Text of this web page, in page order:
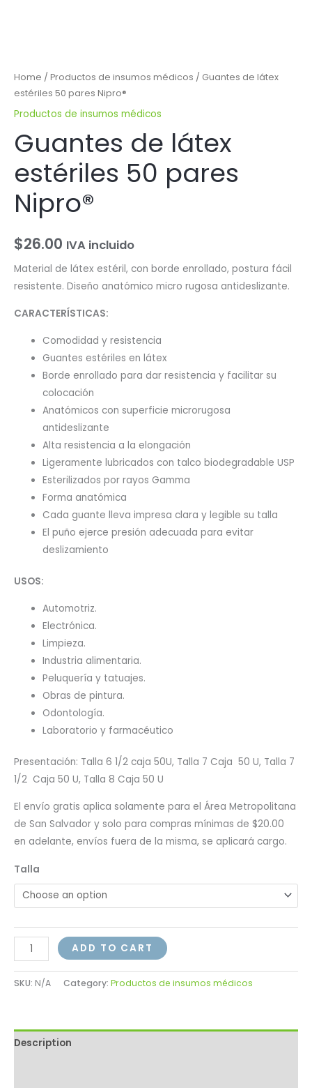
Home / Productos de insumos médicos / Guantes de látex
estériles 50 pares Nipro®
Productos de insumos médicos
Guantes de látex
estériles 50 pares
Nipro®
$26.00 IVA incluido
Material de látex estéril, con borde enrollado, postura fácil
resistente. Diseño anatómico micro rugosa antideslizante.
CARACTERÍSTICAS:
Comodidad y resistencia
Guantes estériles en látex
Borde enrollado para dar resistencia y facilitar su
colocación
Anatómicos con superficie microrugosa
antideslizante
Alta resistencia a la elongación
Ligeramente lubricados con talco biodegradable USP
Esterilizados por rayos Gamma
Forma anatómica
Cada guante lleva impresa clara y legible su talla
El puño ejerce presión adecuada para evitar
deslizamiento
USOS:
Automotriz.
Electrónica.
Limpieza.
Industria alimentaria.
Peluquería y tatuajes.
Obras de pintura.
Odontología.
Laboratorio y farmacéutico
Presentación: Talla 6 1/2 caja 50U, Talla 7 Caja 50 U, Talla 7
1/2 Caja 50 U, Talla 8 Caja 50 U
El envío gratis aplica solamente para el Área Metropolitana
de San Salvador y solo para compras mínimas de $20.00
en adelante, envíos fuera de la misma, se aplicará cargo.
Talla
ADD TO CART
SKU: N/A Category: Productos de insumos médicos
Description